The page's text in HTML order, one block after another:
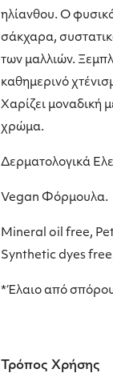
ηλίανθου. Ο
σάκχαρα,
των μαλλιών.
καθημερινό
Χαρίζει μοναδική
χρώμα.
Δερματολογικά
Vegan Φόρμουλα.
Mineral oil free,
Synthetic dyes
*Έλαιο από
Τρόπος Χρήσης